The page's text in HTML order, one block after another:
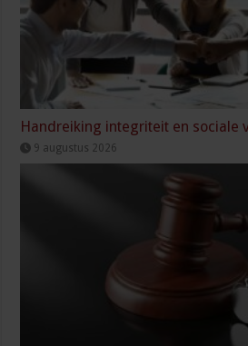
Handreiking integriteit en sociale
9 augustus 2026